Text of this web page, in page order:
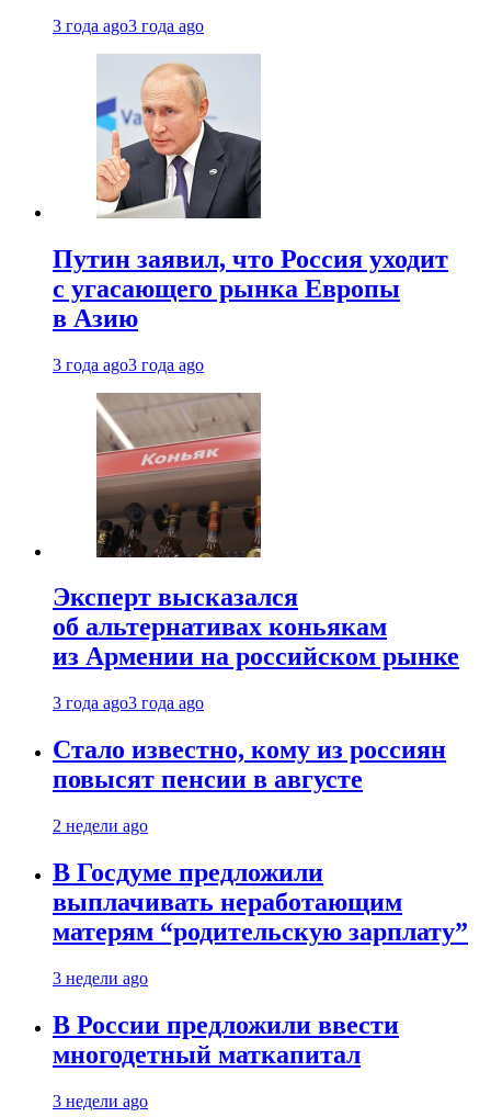
3 года ago3 года ago
Путин заявил, что Россия уходит
с угасающего рынка Европы
в Азию
3 года ago3 года ago
Эксперт высказался
об альтернативах коньякам
из Армении на российском рынке
3 года ago3 года ago
Стало известно, кому из россиян
повысят пенсии в августе
2 недели ago
В Госдуме предложили
выплачивать неработающим
матерям “родительскую зарплату”
3 недели ago
В России предложили ввести
многодетный маткапитал
3 недели ago